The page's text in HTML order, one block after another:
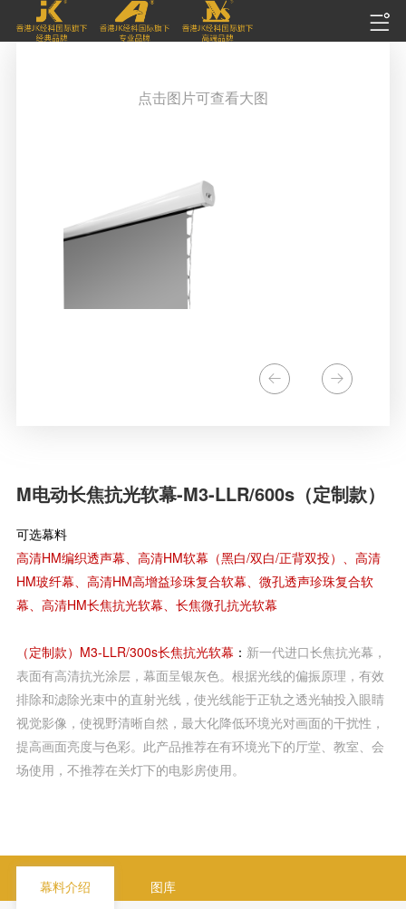
点击图片可查看大图
M电动长焦抗光软幕-M3-LLR/600s（定制款）
可选幕料
高清HM编织透声幕、高清HM软幕（黑白/双白/正背双投）、高清
HM玻纤幕、高清HM高增益珍珠复合软幕、微孔透声珍珠复合软
幕、高清HM长焦抗光软幕、长焦微孔抗光软幕
（定制款）M3-LLR/300s长焦抗光软幕 ： 新一代进口长焦抗光幕，
表面有高清抗光涂层，幕面呈银灰色。根据光线的偏振原理，有效
排除和滤除光束中的直射光线，使光线能于正轨之透光轴投入眼睛
视觉影像，使视野清晰自然，最大化降低环境光对画面的干扰性，
提高画面亮度与色彩。此产品推荐在有环境光下的厅堂、教室、会
场使用，不推荐在关灯下的电影房使用。
幕料介绍 图库